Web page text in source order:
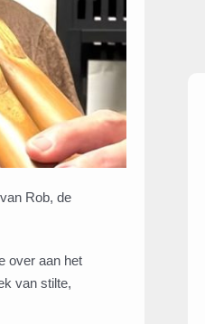
Rob, de
over aan het
van stilte,